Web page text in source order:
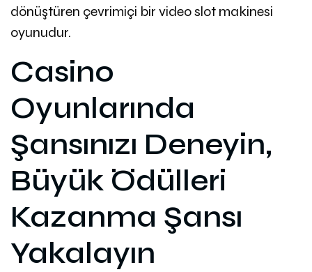
dönüştüren çevrimiçi bir video slot makinesi
oyunudur.
Casino
Oyunlarında
Şansınızı Deneyin,
Büyük Ödülleri
Kazanma Şansı
Yakalayın